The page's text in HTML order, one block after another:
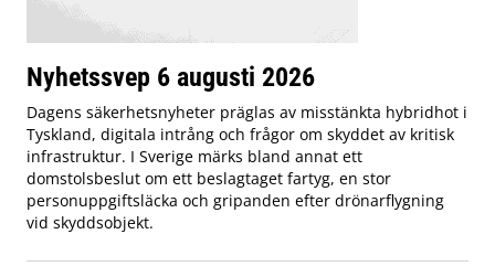
Nyhetssvep 6 augusti 2026
Dagens säkerhetsnyheter präglas av misstänkta hybridhot i
Tyskland, digitala intrång och frågor om skyddet av kritisk
infrastruktur. I Sverige märks bland annat ett
domstolsbeslut om ett beslagtaget fartyg, en stor
personuppgiftsläcka och gripanden efter drönarflygning
vid skyddsobjekt.